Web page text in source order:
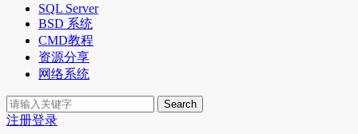
SQL Server
BSD 系统
CMD教程
资源分享
网络系统
Search
注册登录